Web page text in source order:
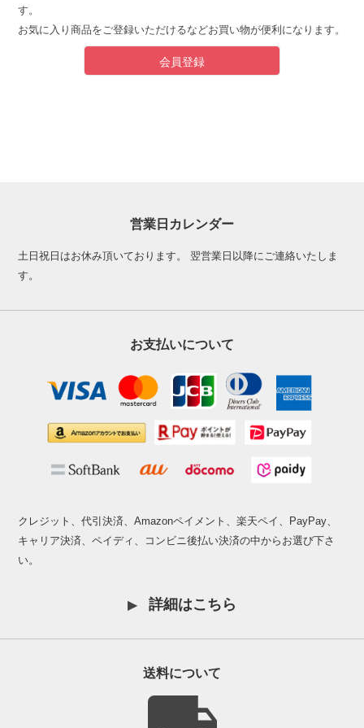
す。
お気に入り商品をご登録いただけるなどお買い物が便利になります。
会員登録
営業日カレンダー
土日祝日はお休み頂いております。 翌営業日以降にご連絡いたしま
す。
お支払いについて
クレジット、代引決済、Amazonペイメント、楽天ペイ、PayPay、
キャリア決済、ペイディ、コンビニ後払い決済の中からお選び下さ
い。
詳細はこちら
送料について